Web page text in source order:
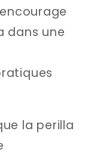
dans une
la perilla